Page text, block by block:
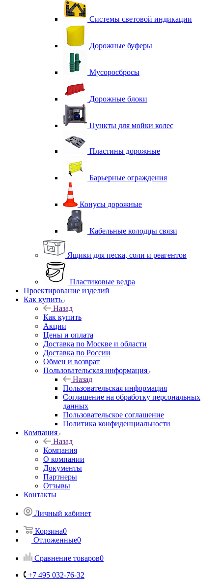
Системы световой индикации
Дорожные буферы
Мусоросбросы
Дорожные блоки
Пункты для мойки колес
Пластины дорожные
Барьерные ограждения
Конусы дорожные
Кабельные колодцы связи
Ящики для песка, соли и реагентов
Пластиковые ведра
Проектирование изделий
Как купить
Назад
Как купить
Акции
Цены и оплата
Доставка по Москве и области
Доставка по России
Обмен и возврат
Пользовательская информация
Назад
Пользовательская информация
Соглашение на обработку персональных
данных
Пользовательское соглашение
Политика конфиденциальности
Компания
Назад
Компания
О компании
Документы
Партнеры
Отзывы
Контакты
Личный кабинет
Корзина0
Отложенные0
Сравнение товаров0
+7 495 032-76-32